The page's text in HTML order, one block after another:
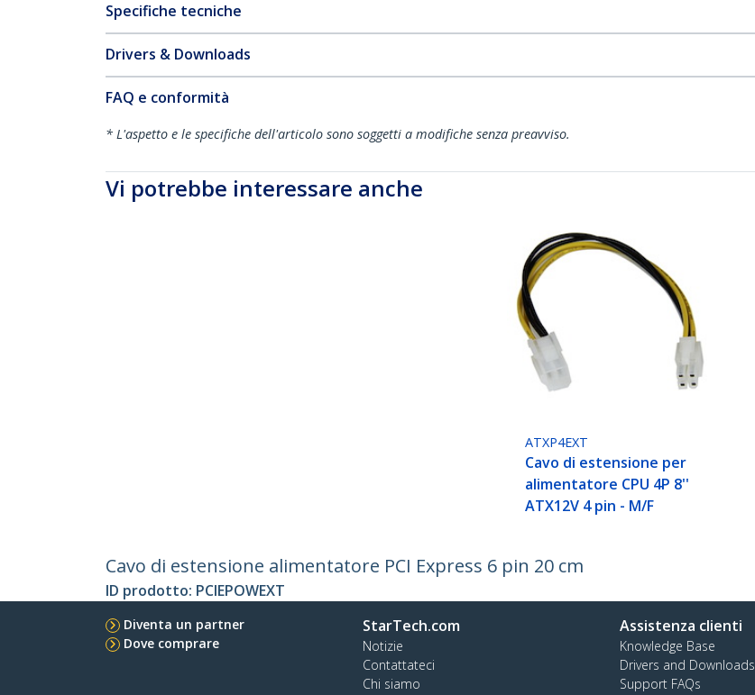
Specifiche tecniche
Drivers & Downloads
FAQ e conformità
* L'aspetto e le specifiche dell'articolo sono soggetti a modifiche senza preavviso.
Vi potrebbe interessare anche
ATXP4EXT
Cavo di estensione per
alimentatore CPU 4P 8''
ATX12V 4 pin - M/F
Cavo di estensione alimentatore PCI Express 6 pin 20 cm
ID prodotto: PCIEPOWEXT
Diventa un partner
Dove comprare
StarTech.com
Notizie
Contattateci
Chi siamo
Assistenza clienti
Knowledge Base
Drivers and Downloads
Support FAQs